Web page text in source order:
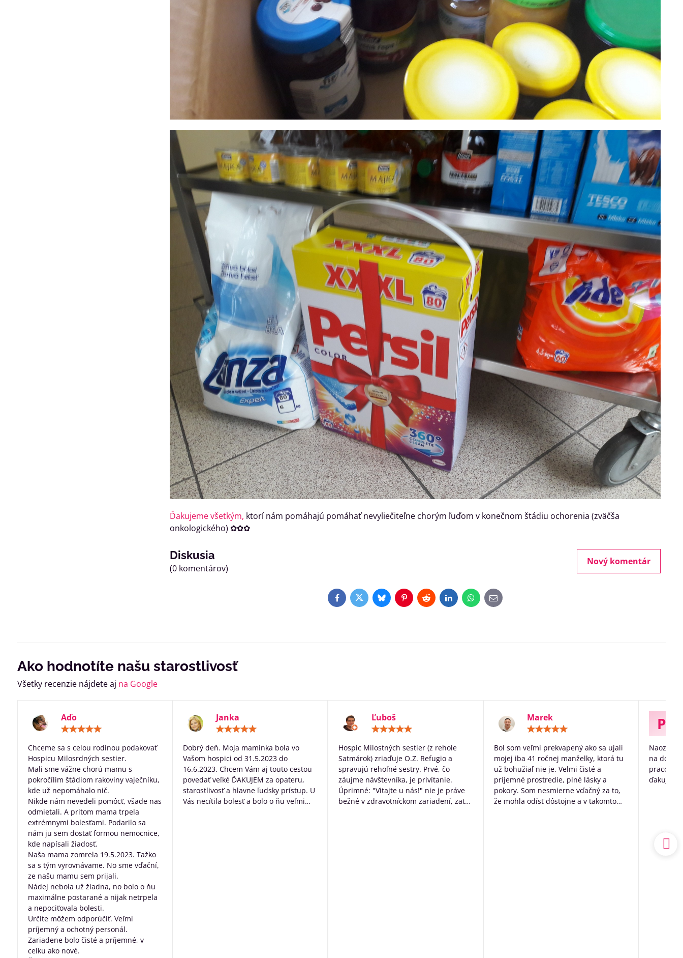
Ďakujeme všetkým, ktorí nám pomáhajú pomáhať nevyliečiteľne chorým ľuďom v konečnom štádiu ochorenia (zväčša
onkologického) ✿✿✿
Diskusia
(0 komentárov)
Nový komentár
FacebookTwitterBlueskyPinterestRedditLinkedInWhatsApp
E-
mail
Ako hodnotíte našu starostlivosť
Všetky recenzie nájdete aj na Google
Aďo
/
5
Chceme sa s celou rodinou poďakovať
Hospicu Milosrdných sestier.
Mali sme vážne chorú mamu s
pokročílim štádiom rakoviny vaječníku,
kde už nepomáhalo nič.
Nikde nám nevedeli pomôcť, všade nas
odmietali. A pritom mama trpela
extrémnymi bolesťami. Podarilo sa
nám ju sem dostať formou nemocnice,
kde napísali žiadosť.
Naša mama zomrela 19.5.2023. Tažko
sa s tým vyrovnávame. No sme vďační,
ze našu mamu sem prijali.
Nádej nebola už žiadna, no bolo o ňu
maximálne postarané a nijak netrpela
a nepociťovala bolesti.
Určite môžem odporúčiť. Veľmi
príjemný a ochotný personál.
Zariadene bolo čisté a príjemné, v
celku ako nové.
Janka
/
5
Dobrý deň. Moja maminka bola vo
Vašom hospici od 31.5.2023 do
16.6.2023. Chcem Vám aj touto cestou
povedať veľké ĎAKUJEM za opateru,
starostlivosť a hlavne ľudsky prístup. U
Vás necítila bolesť a bolo o ňu veľmi
Ľuboš
/
5
Hospic Milostných sestier (z rehole
Satmárok) zriaďuje O.Z. Refugio a
spravujú rehoľné sestry. Prvé, čo
záujme návštevníka, je privítanie.
Úprimné: "Vitajte u nás!" nie je práve
bežné v zdravotníckom zariadení, zato
Marek
/
5
Bol som veľmi prekvapený ako sa ujali
mojej iba 41 ročnej manželky, ktorá tu
už bohužiaľ nie je. Velmi čisté a
príjemné prostredie, plné lásky a
pokory. Som nesmierne vďačný za to,
že mohla odísť dôstojne a v takomto
P
Naozaj
na
ďakujem